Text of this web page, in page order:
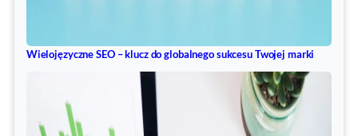
Wielojęzyczne SEO – klucz do globalnego sukcesu Twojej marki